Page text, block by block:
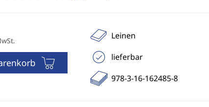
Leinen
lieferbar
978-3-16-162485-8